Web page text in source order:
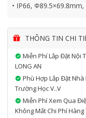
• IP66, Φ89.5×69.8mm,
THÔNG TIN CHI
Miễn Phí Lắp Đặt Nội
LONG AN
Phù Hợp Lắp Đặt
Trường Học V..v
Miễn Phí Xem Qua
Không Mất Chi Phí Hàng